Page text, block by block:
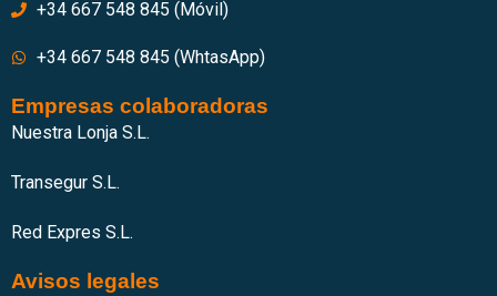
+34 667 548 845 (Móvil)
+34 667 548 845 (WhtasApp)
Empresas colaboradoras
Nuestra Lonja S.L.
Transegur S.L.
Red Expres S.L.
Avisos legales